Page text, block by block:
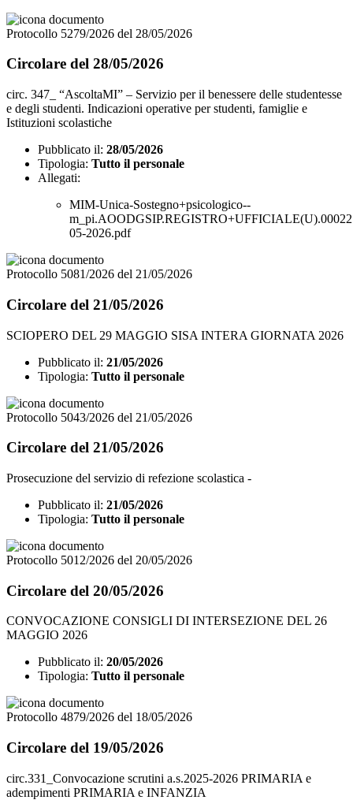
Protocollo 5279/2026 del 28/05/2026
Circolare del 28/05/2026
circ. 347_ “AscoltaMI” – Servizio per il benessere delle studentesse
e degli studenti. Indicazioni operative per studenti, famiglie e
Istituzioni scolastiche
Pubblicato il: 28/05/2026
Tipologia: Tutto il personale
Allegati:
MIM-Unica-Sostegno+psicologico--
05-2026.pdf
Protocollo 5081/2026 del 21/05/2026
Circolare del 21/05/2026
SCIOPERO DEL 29 MAGGIO SISA INTERA GIORNATA 2026
Pubblicato il: 21/05/2026
Tipologia: Tutto il personale
Protocollo 5043/2026 del 21/05/2026
Circolare del 21/05/2026
Prosecuzione del servizio di refezione scolastica -
Pubblicato il: 21/05/2026
Tipologia: Tutto il personale
Protocollo 5012/2026 del 20/05/2026
Circolare del 20/05/2026
CONVOCAZIONE CONSIGLI DI INTERSEZIONE DEL 26
MAGGIO 2026
Pubblicato il: 20/05/2026
Tipologia: Tutto il personale
Protocollo 4879/2026 del 18/05/2026
Circolare del 19/05/2026
circ.331_Convocazione scrutini a.s.2025-2026 PRIMARIA e
adempimenti PRIMARIA e INFANZIA